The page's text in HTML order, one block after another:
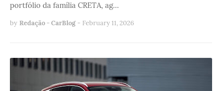
portfólio da família CRETA, ag…
by Redação - CarBlog - February 11, 2026